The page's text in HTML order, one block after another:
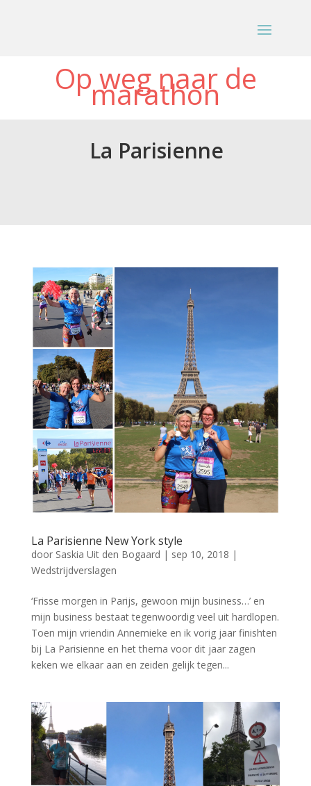
Op weg naar de
marathon
La Parisienne
La Parisienne New York style
door Saskia Uit den Bogaard | sep 10, 2018 |
Wedstrijdverslagen
‘Frisse morgen in Parijs, gewoon mijn business…’ en
mijn business bestaat tegenwoordig veel uit hardlopen.
Toen mijn vriendin Annemieke en ik vorig jaar finishten
bij La Parisienne en het thema voor dit jaar zagen
keken we elkaar aan en zeiden gelijk tegen...